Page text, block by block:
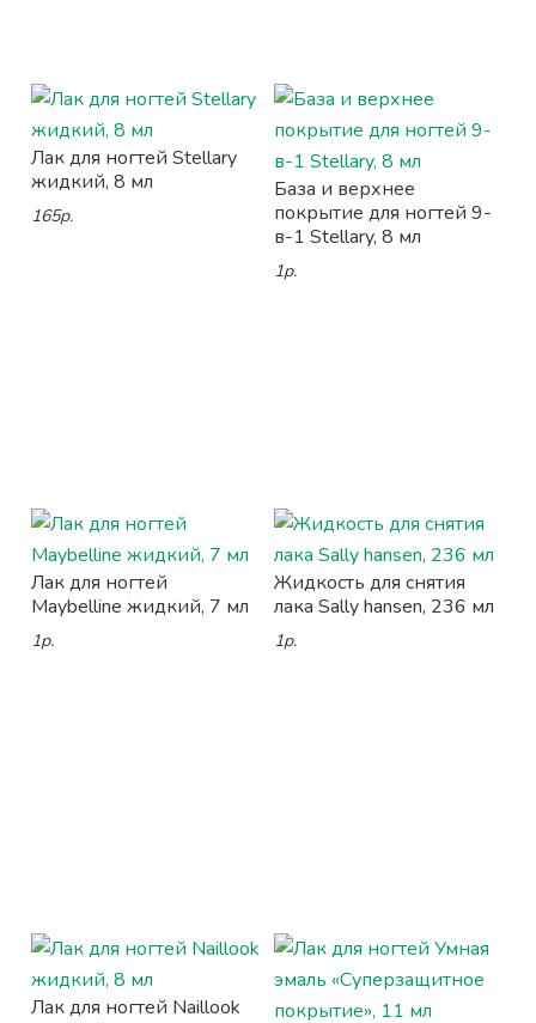
Лак для ногтей Stellary
жидкий, 8 мл
165р.
База и верхнее
покрытие для ногтей 9-
в-1 Stellary, 8 мл
1р.
Лак для ногтей
Maybelline жидкий, 7 мл
1р.
Жидкость для снятия
лака Sally hansen, 236 мл
1р.
Лак для ногтей Naillook